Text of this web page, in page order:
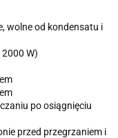
wolne od kondensatu i
W)
po osiągnięciu
przed przegrzaniem i